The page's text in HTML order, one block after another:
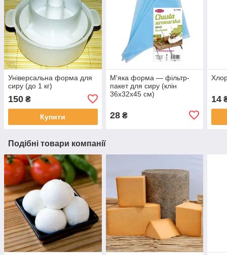
Універсальна форма для
сиру (до 1 кг)
150 ₴
Купити
М'яка форма — фільтр-
пакет для сиру (клін
36x32x45 см)
28₴
14
Подібні товари компанії